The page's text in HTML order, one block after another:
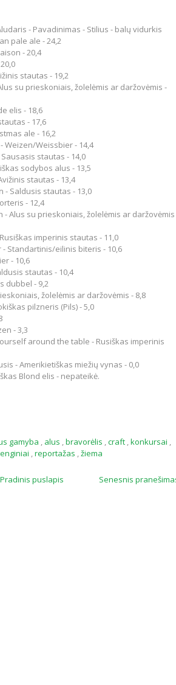
- Pavadinimas - Stilius - balų vidurkis
pale ale - 24,2
- 20,4
stautas - 19,2
su prieskoniais, žolelėmis ar daržovėmis -
elis - 18,6
- 17,6
ale - 16,2
Weizen/Weissbier - 14,4
stautas - 14,0
sodybos alus - 13,5
stautas - 13,4
- Saldusis stautas - 13,0
- 12,4
- Alus su prieskoniais, žolelėmis ar daržovėmis
imperinis stautas - 11,0
- Standartinis/eilinis biteris - 10,6
- 10,6
stautas - 10,4
dubbel - 9,2
žolelėmis ar daržovėmis - 8,8
pilzneris (Pils) - 5,0
- 3,3
around the table - Rusiškas imperinis
- Amerikietiškas miežių vynas - 0,0
Blond elis - nepateikė.
gamyba alus bravorėlis craft konkursai
reportažas žiema
Senesnis
Pradinis puslapis